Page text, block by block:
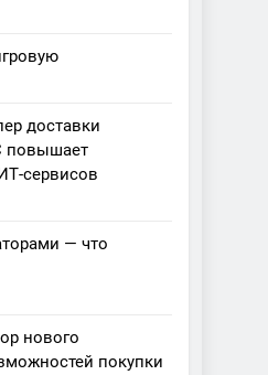
доставки
повышает
сервисов
— что
нового
покупки